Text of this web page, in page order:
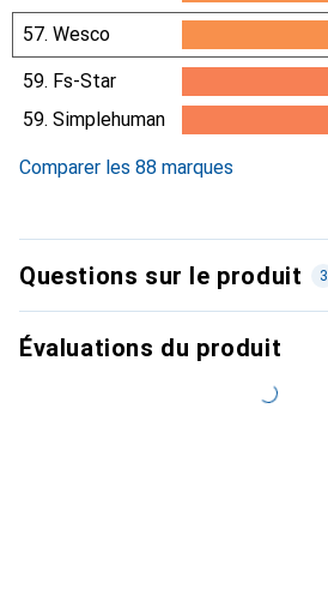
3.1%
57. Wesco
3.1%
59. Fs-Star
3.3%
59. Simplehuman
Comparer les 88 marques
Questions sur le produit 3
Évaluations du produit